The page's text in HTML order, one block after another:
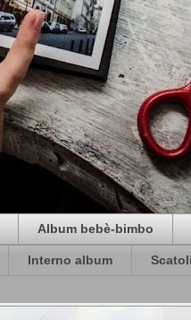
Album bebè-bimbo
Interno album